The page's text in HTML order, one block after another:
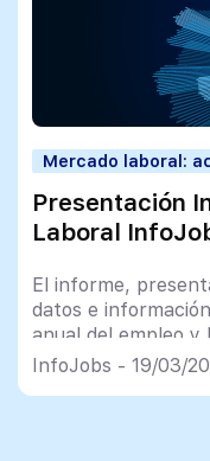
Mercado laboral:
Presentación
Laboral
El informe,
datos e
anual del empleo y
profesionales en
InfoJobs - 19/03/